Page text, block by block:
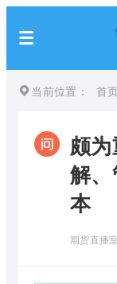
当前位置： 首
颇
解
本
期货直播室